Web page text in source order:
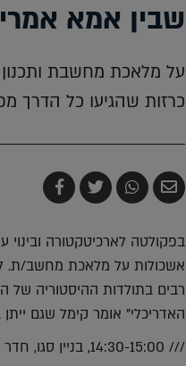
שבין אמא
על מלאכת מחשבת
כרזות שהגיעו כל הדרך
שלח
בדואר
שתף
ב-
צייץ
ב-
שתף
ב-
בפקולטה לארכיטקטורה ובינוי
אשכולות על מלאכת מחשב/ת.
רבים בתולדות ההיסטוריה
האדריכלי" אומר קימל שגם
/// 14:30-15:00, בניין סגו, חדר 404.